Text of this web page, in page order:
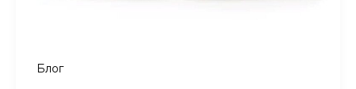
Блог